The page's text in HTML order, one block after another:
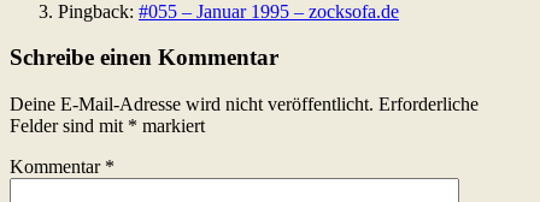
Pingback: #055 – Januar 1995 – zocksofa.de
Schreibe einen Kommentar
Deine E-Mail-Adresse wird nicht veröffentlicht. Erforderliche
Felder sind mit * markiert
Kommentar *